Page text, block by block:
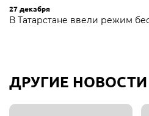
27 декабря
В Татарстане ввели режим
ДРУГИЕ НОВОСТИ